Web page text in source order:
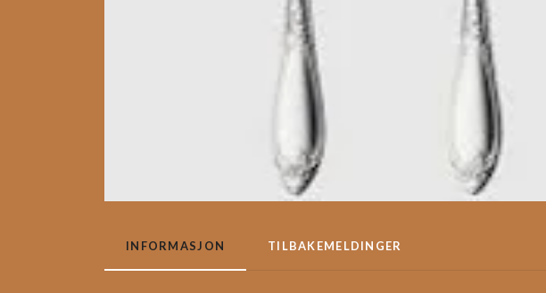
INFORMASJON TILBAKEMELDINGER